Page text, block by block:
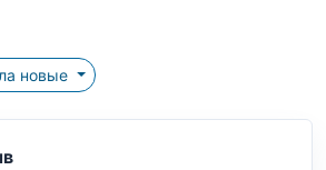
Сначала новые